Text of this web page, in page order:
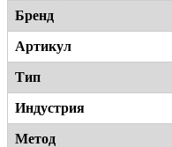
Бренд
Артикул
Тип
Индустрия
Метод